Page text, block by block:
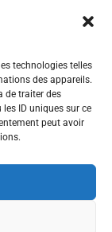
technologies telles
des appareils.
de traiter des
ID uniques sur ce
peut avoir